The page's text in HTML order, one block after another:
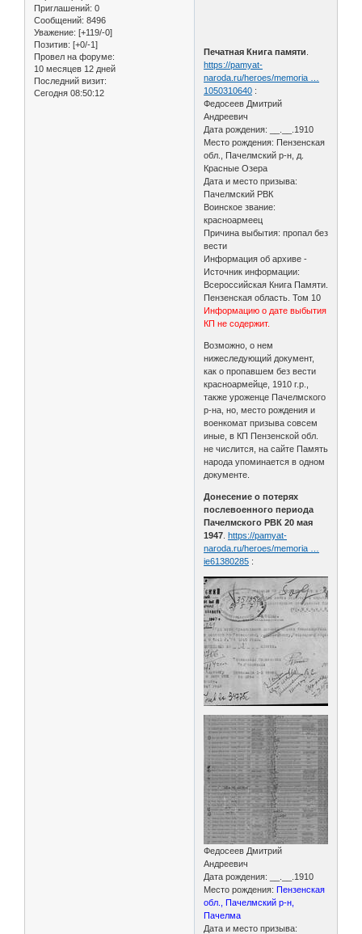
Приглашений: 0
Сообщений: 8496
Уважение: [+119/-0]
Позитив: [+0/-1]
Провел на форуме:
10 месяцев 12 дней
Последний визит:
Сегодня 08:50:12
Печатная Книга памяти
https://pamyat-
naroda.ru/heroes/memoria …
1050310640 :
Федосеев Дмитрий
Андреевич
Дата рождения: __.__.1910
Место рождения: Пензенская
обл., Пачелмский р-н, д.
Красные Озера
Дата и место призыва:
Пачелмский РВК
Воинское звание:
красноармеец
Причина выбытия: пропал без
вести
Информация об архиве -
Источник информации:
Всероссийская Книга Памяти.
Пензенская область. Том 10
Информацию о дате выбытия
КП не содержит.
Возможно, о нем
нижеследующий документ,
как о пропавшем без вести
красноармейце, 1910 г.р.,
также уроженце Пачелмского
р-на, но, место рождения и
военкомат призыва совсем
иные, в КП Пензенской обл.
не числится, на сайте Память
народа упоминается в одном
документе.
Донесение о потерях
послевоенного периода
Пачелмского РВК 20 мая
1947 .https://pamyat-
naroda.ru/heroes/memoria …
ie61380285 :
Федосеев Дмитрий
Андреевич
Дата рождения: __.__.1910
Место рождения:Пензенская
обл., Пачелмский р-н,
Пачелма
Дата и место призыва: